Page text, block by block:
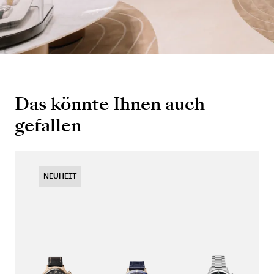
Das könnte Ihnen auch
gefallen
NEUHEIT